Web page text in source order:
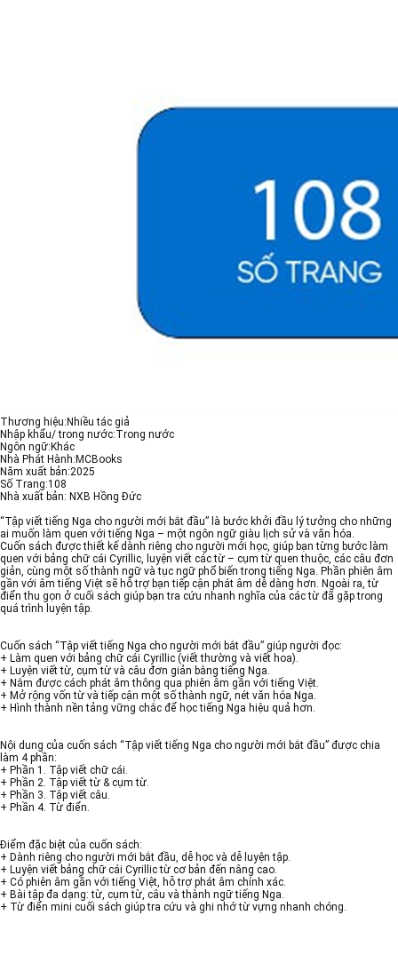
Thương hiệu:Nhiều tác giả
Nhập khẩu/ trong nước:Trong nước
Ngôn ngữ:Khác
Nhà Phát Hành:MCBooks
Năm xuất bản:2025
Số Trang:108
Nhà xuất bản: NXB Hồng Đức
“Tập viết tiếng Nga cho người mới bắt đầu” là bước khởi đầu lý tưởng cho những
ai muốn làm quen với tiếng Nga – một ngôn ngữ giàu lịch sử và văn hóa.
Cuốn sách được thiết kế dành riêng cho người mới học, giúp bạn từng bước làm
quen với bảng chữ cái Cyrillic, luyện viết các từ – cụm từ quen thuộc, các câu đơn
giản, cùng một số thành ngữ và tục ngữ phổ biến trong tiếng Nga. Phần phiên âm
gần với âm tiếng Việt sẽ hỗ trợ bạn tiếp cận phát âm dễ dàng hơn. Ngoài ra, từ
điển thu gọn ở cuối sách giúp bạn tra cứu nhanh nghĩa của các từ đã gặp trong
quá trình luyện tập.
Cuốn sách “Tập viết tiếng Nga cho người mới bắt đầu” giúp người đọc:
+ Làm quen với bảng chữ cái Cyrillic (viết thường và viết hoa).
+ Luyện viết từ, cụm từ và câu đơn giản bằng tiếng Nga.
+ Nắm được cách phát âm thông qua phiên âm gần với tiếng Việt.
+ Mở rộng vốn từ và tiếp cận một số thành ngữ, nét văn hóa Nga.
+ Hình thành nền tảng vững chắc để học tiếng Nga hiệu quả hơn.
Nội dung của cuốn sách “Tập viết tiếng Nga cho người mới bắt đầu” được chia
làm 4 phần:
+ Phần 1. Tập viết chữ cái.
+ Phần 2. Tập viết từ & cụm từ.
+ Phần 3. Tập viết câu.
+ Phần 4. Từ điển.
Điểm đặc biệt của cuốn sách:
+ Dành riêng cho người mới bắt đầu, dễ học và dễ luyện tập.
+ Luyện viết bảng chữ cái Cyrillic từ cơ bản đến nâng cao.
+ Có phiên âm gần với tiếng Việt, hỗ trợ phát âm chính xác.
+ Bài tập đa dạng: từ, cụm từ, câu và thành ngữ tiếng Nga.
+ Từ điển mini cuối sách giúp tra cứu và ghi nhớ từ vựng nhanh chóng.